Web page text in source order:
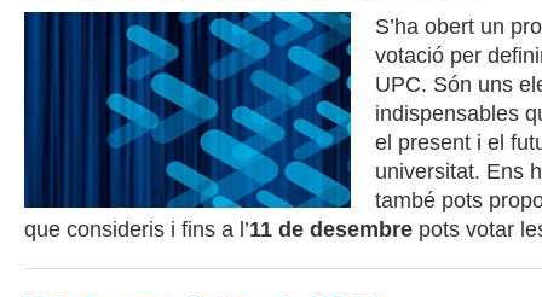
S’ha obert un
votació per
UPC. Són uns
indispensables
el present i el
universitat. Ens
també pots
que consideris i fins a l’11 de desembre pots votar